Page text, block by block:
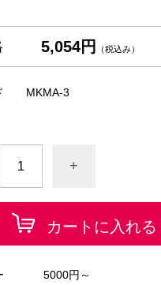
5,054円 （税込み）
MKMA-3
+
カートに入れる
5000円～